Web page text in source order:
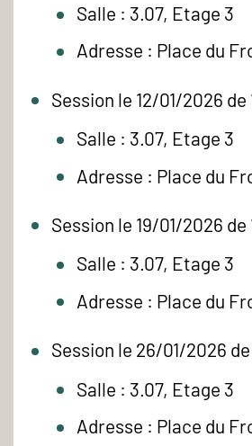
Salle : 3.07, Etage 3
Adresse : Place du
Session le 12/01/2026 de
Salle : 3.07, Etage 3
Adresse : Place du
Session le 19/01/2026 de
Salle : 3.07, Etage 3
Adresse : Place du
Session le 26/01/2026
Salle : 3.07, Etage 3
Adresse : Place du